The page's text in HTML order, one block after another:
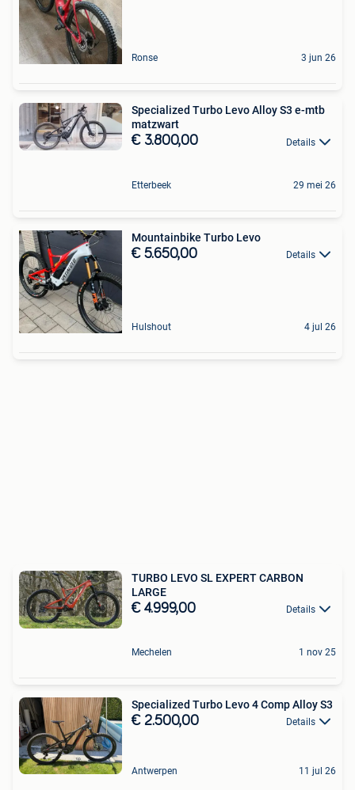
Ronse 3 jun 26
Specialized Turbo Levo Alloy S3 e-mtb
matzwart
€ 3.800,00 Details
Etterbeek 29 mei 26
Mountainbike Turbo Levo
€ 5.650,00 Details
Hulshout 4 jul 26
TURBO LEVO SL EXPERT CARBON
LARGE
€ 4.999,00 Details
Mechelen 1 nov 25
Specialized Turbo Levo 4 Comp Alloy S3
€ 2.500,00 Details
Antwerpen 11 jul 26